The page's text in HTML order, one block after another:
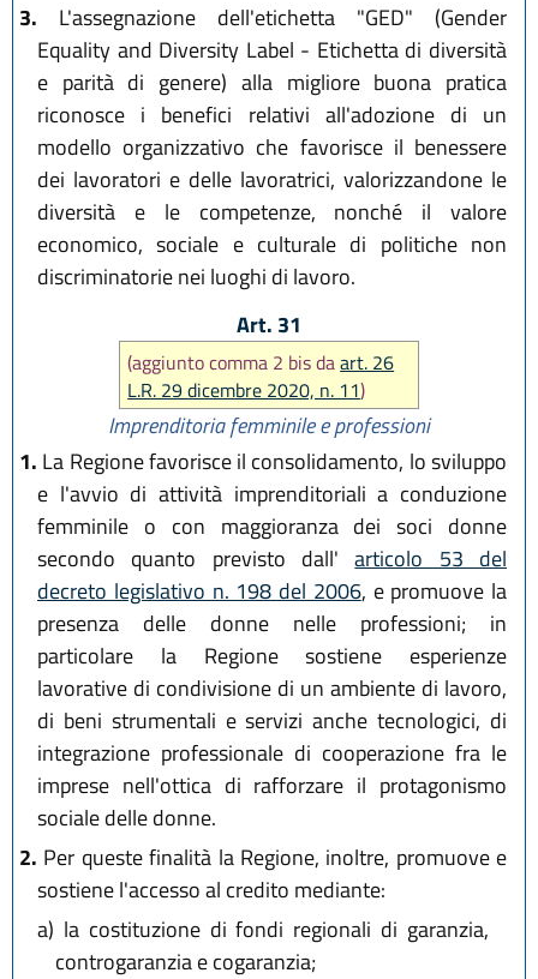
3. L'assegnazione dell'etichetta "GED" (Gender
Equality and Diversity Label - Etichetta di diversità
e parità di genere) alla migliore buona pratica
riconosce i benefici relativi all'adozione di un
modello organizzativo che favorisce il benessere
dei lavoratori e delle lavoratrici, valorizzandone le
diversità e le competenze, nonché il valore
economico, sociale e culturale di politiche non
discriminatorie nei luoghi di lavoro.
Art. 31
(aggiunto comma 2 bis daart. 26
L.R. 29 dicembre 2020, n. 11)
Imprenditoria femminile e professioni
1. La Regione favorisce il consolidamento, lo sviluppo
e l'avvio di attività imprenditoriali a conduzione
femminile o con maggioranza dei soci donne
secondo quanto previsto dall'articolo 53 del
decreto legislativo n. 198 del 2006, e promuove la
presenza delle donne nelle professioni; in
particolare la Regione sostiene esperienze
lavorative di condivisione di un ambiente di lavoro,
di beni strumentali e servizi anche tecnologici, di
integrazione professionale di cooperazione fra le
imprese nell'ottica di rafforzare il protagonismo
sociale delle donne.
2. Per queste finalità la Regione, inoltre, promuove e
sostiene l'accesso al credito mediante:
a) la costituzione di fondi regionali di garanzia,
controgaranzia e cogaranzia;